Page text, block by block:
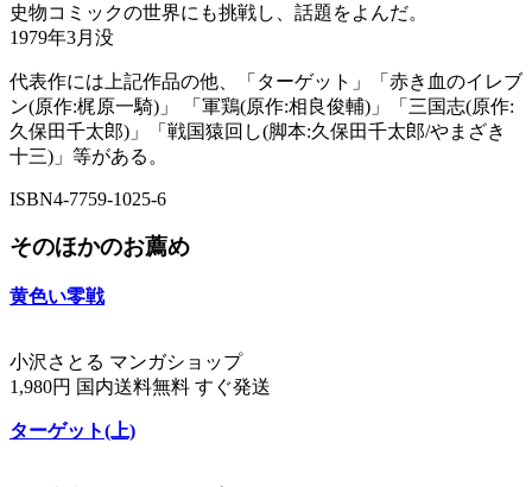
史物コミックの世界にも挑戦し、話題をよんだ。
1979年3月没
代表作には上記作品の他、「ターゲット」「赤き血のイレブ
ン(原作:梶原一騎)」 「軍鶏(原作:相良俊輔)」「三国志(原作:
久保田千太郎)」「戦国猿回し(脚本:久保田千太郎/やまざき
十三)」等がある。
ISBN4-7759-1025-6
そのほかのお薦め
黄色い零戦
小沢さとる マンガショップ
1,980円 国内送料無料 すぐ発送
ターゲット(上)